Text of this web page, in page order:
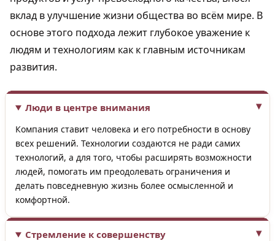
вклад в улучшение жизни общества во всём мире. В
основе этого подхода лежит глубокое уважение к
людям и технологиям как к главным источникам
развития.
Люди в центре внимания
Компания ставит человека и его потребности в основу
всех решений. Технологии создаются не ради самих
технологий, а для того, чтобы расширять возможности
людей, помогать им преодолевать ограничения и
делать повседневную жизнь более осмысленной и
комфортной.
Стремление к совершенству